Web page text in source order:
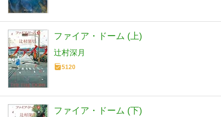
ファイア・ドーム (上)
辻村深月
5120
ファイア・ドーム (下)